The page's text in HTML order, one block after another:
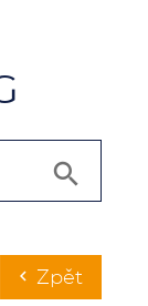
chevron_left Zpět